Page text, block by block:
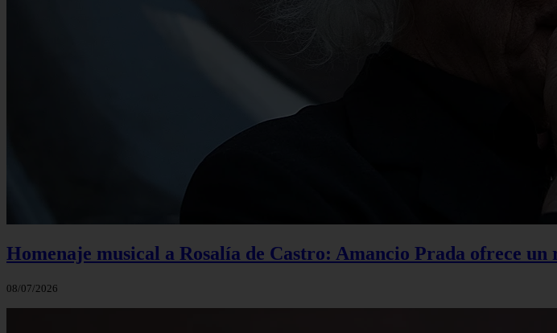
Homenaje musical a Rosalía de Castro: Amancio Prada ofrece
08/07/2026